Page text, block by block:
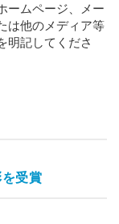
ームページ、メー
は他のメディア等
明記してくださ
受賞